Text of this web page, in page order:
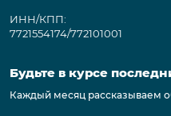
ИНН/КПП:
7721554174/772101001
Будьте в курсе
Каждый месяц рассказываем